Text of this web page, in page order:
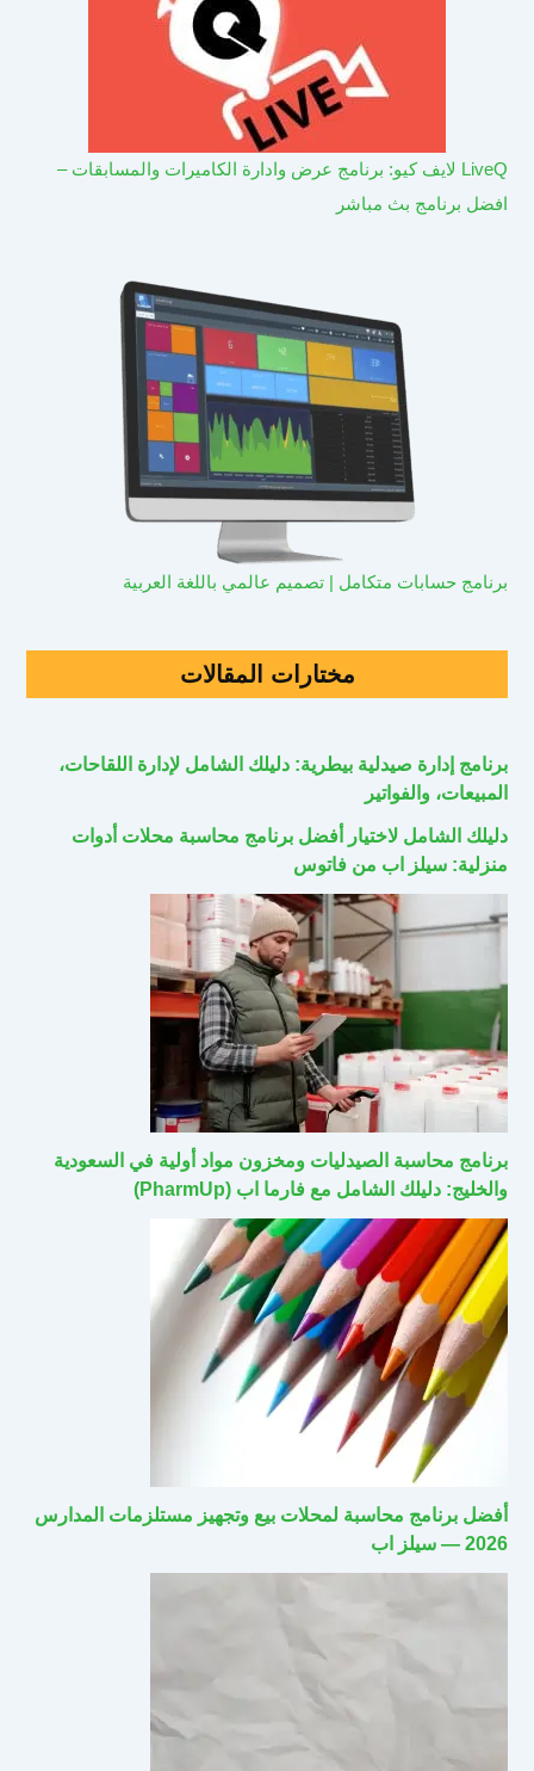
LiveQ لايف كيو: برنامج عرض وادارة الكاميرات والمسابقات –
افضل برنامج بث مباشر
برنامج حسابات متكامل | تصميم عالمي باللغة العربية
مختارات المقالات
برنامج إدارة صيدلية بيطرية: دليلك الشامل لإدارة اللقاحات،
المبيعات، والفواتير
دليلك الشامل لاختيار أفضل برنامج محاسبة محلات أدوات
منزلية: سيلز اب من فاتوس
برنامج محاسبة الصيدليات ومخزون مواد أولية في السعودية
والخليج: دليلك الشامل مع فارما اب (PharmUp)
أفضل برنامج محاسبة لمحلات بيع وتجهيز مستلزمات المدارس
2026 — سيلز اب